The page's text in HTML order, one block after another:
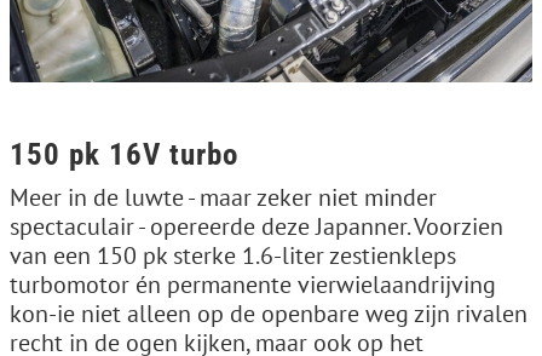
150 pk 16V turbo
Meer in de luwte - maar zeker niet minder
spectaculair - opereerde deze Japanner. Voorzien
van een 150 pk sterke 1.6-liter zestienkleps
turbomotor én permanente vierwielaandrijving
kon-ie niet alleen op de openbare weg zijn rivalen
recht in de ogen kijken, maar ook op het